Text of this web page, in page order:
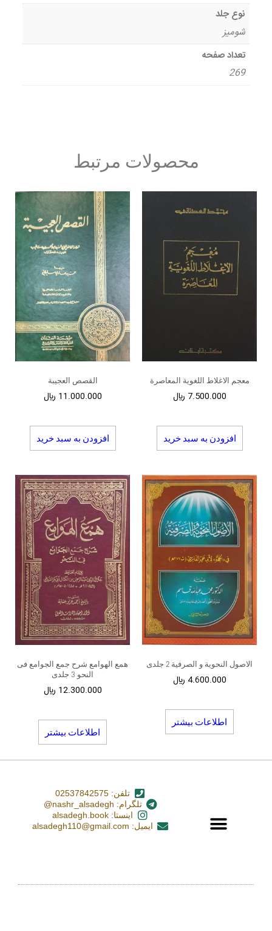
نوع جلد
شومیز
تعداد صفحه
269
محصولات مرتبط
معجم الاغلاط اللغویة المعاصرة
7.500.000 ﷼
افزودن به سبد خرید
القصص العجیبة
11.000.000 ﷼
افزودن به سبد خرید
الاصول النحویة و الصرفیة 2 جلدی
4.600.000 ﷼
اطلاعات بیشتر
همع الهوامع شرح جمع الجوامع فی
النحو 3 جلدی
12.300.000 ﷼
اطلاعات بیشتر
تلفن: 02537842575
تلگرام: nashr_alsadegh@
اینستا: alsadegh.book
ایمیل: alsadegh110@gmail.com